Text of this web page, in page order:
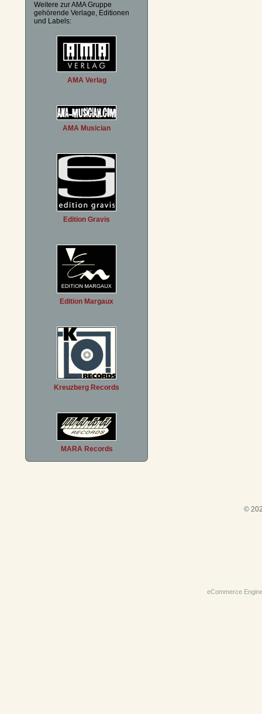
Weitere zur AMA Gruppe
gehörende Verlage, Editionen
und Labels:
AMA Verlag
AMA Musician
Edition Gravis
Edition Margaux
Kreuzberg Records
MARA Records
©
eCommerce